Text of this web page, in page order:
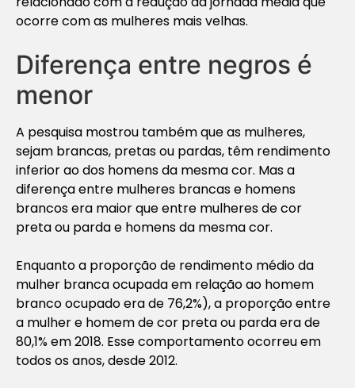
ocorre com as mulheres mais velhas.
Diferença entre negros é
menor
A pesquisa mostrou também que as mulheres,
sejam brancas, pretas ou pardas, têm rendimento
inferior ao dos homens da mesma cor. Mas a
diferença entre mulheres brancas e homens
brancos era maior que entre mulheres de cor
preta ou parda e homens da mesma cor.
Enquanto a proporção de rendimento médio da
mulher branca ocupada em relação ao homem
branco ocupado era de 76,2%), a proporção entre
a mulher e homem de cor preta ou parda era de
80,1% em 2018. Esse comportamento ocorreu em
todos os anos, desde 2012.